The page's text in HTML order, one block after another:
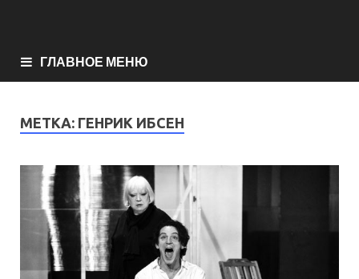
ГЛАВНОЕ МЕНЮ
МЕТКА: ГЕНРИК ИБСЕН